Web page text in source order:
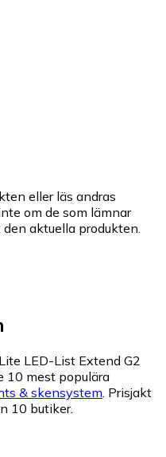
eller läs andras
om de som lämnar
aktuella produkten.
LED-List Extend G2
10 mest populära
& skensystem. Prisjakt
10 butiker.